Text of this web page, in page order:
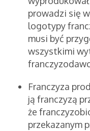
prowadzi się
logotypy
musi być
wszystkimi
Franczyza
ją franczyzą
że
przekazanym